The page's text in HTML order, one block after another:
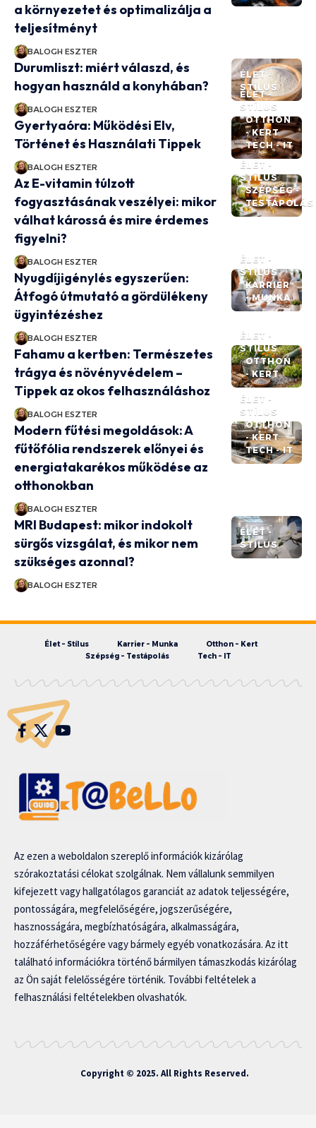
a környezetet és optimalizálja a
teljesítményt
BALOGH ESZTER
ÉLET -
STÍLUS
Durumliszt: miért válaszd, és
hogyan használd a konyhában?
BALOGH ESZTER
ÉLET -
STÍLUS
OTTHON
- KERT
TECH - IT
Gyertyaóra: Működési Elv,
Történet és Használati Tippek
BALOGH ESZTER
ÉLET -
STÍLUS
SZÉPSÉG -
TESTÁPOLÁS
Az E-vitamin túlzott
fogyasztásának veszélyei: mikor
válhat károssá és mire érdemes
figyelni?
BALOGH ESZTER
ÉLET -
STÍLUS
KARRIER
- MUNKA
Nyugdíjigénylés egyszerűen:
Átfogó útmutató a gördülékeny
ügyintézéshez
BALOGH ESZTER
ÉLET -
STÍLUS
OTTHON
- KERT
Fahamu a kertben: Természetes
trágya és növényvédelem –
Tippek az okos felhasználáshoz
BALOGH ESZTER
ÉLET -
STÍLUS
OTTHON
- KERT
TECH - IT
Modern fűtési megoldások: A
fűtőfólia rendszerek előnyei és
energiatakarékos működése az
otthonokban
BALOGH ESZTER
ÉLET -
STÍLUS
MRI Budapest: mikor indokolt
sürgős vizsgálat, és mikor nem
szükséges azonnal?
BALOGH ESZTER
Élet – Stílus Karrier – Munka
Otthon – Kert
Szépség – Testápolás
Tech – IT
Az ezen a weboldalon szereplő információk kizárólag
szórakoztatási célokat szolgálnak. Nem vállalunk semmilyen
kifejezett vagy hallgatólagos garanciát az adatok teljességére,
pontosságára, megfelelőségére, jogszerűségére,
hasznosságára, megbízhatóságára, alkalmasságára,
hozzáférhetőségére vagy bármely egyéb vonatkozására. Az itt
található információkra történő bármilyen támaszkodás kizárólag
az Ön saját felelősségére történik. További feltételek a
felhasználási feltételekben olvashatók.
Copyright © 2025. All Rights Reserved.